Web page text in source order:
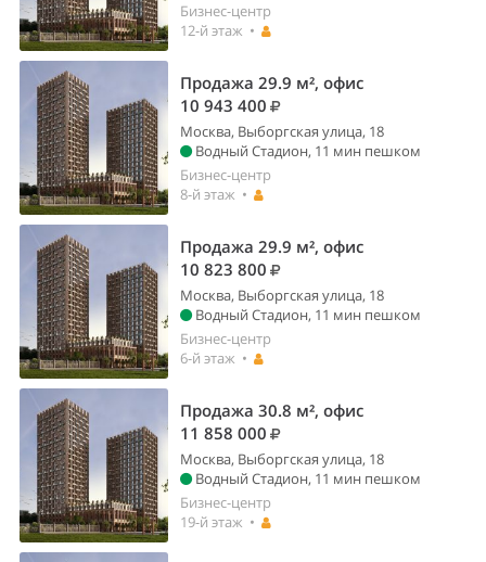
Бизнес-центр
12-й этаж •
Продажа 29.9 м², офис
10 943 400
Москва, Выборгская улица, 18
Водный Стадион, 11 мин пешком
Бизнес-центр
8-й этаж •
Продажа 29.9 м², офис
10 823 800
Москва, Выборгская улица, 18
Водный Стадион, 11 мин пешком
Бизнес-центр
6-й этаж •
Продажа 30.8 м², офис
11 858 000
Москва, Выборгская улица, 18
Водный Стадион, 11 мин пешком
Бизнес-центр
19-й этаж •